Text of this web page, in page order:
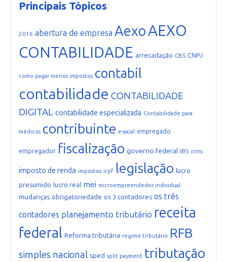
Principais Tópicos
2016 abertura de empresa AexoAEXO
CONTABILIDADE arrecadação CBS CNPJ
como pagar menos impostos contabil
contabilidade CONTABILIDADE
DIGITAL contabilidade especializada Contabilidade para
médicos contribuinte e-social empregado
empregador fiscalização governo federal IBS icms
imposto de renda impostos irpf legislação lucro
presumido lucro real mei microempreendedor individual
mudanças obrigatoriedade os 3 contadores os três
contadores planejamento tributário receita
federal Reforma tributária regime tributário RFB
simples nacional sped split payment tributação